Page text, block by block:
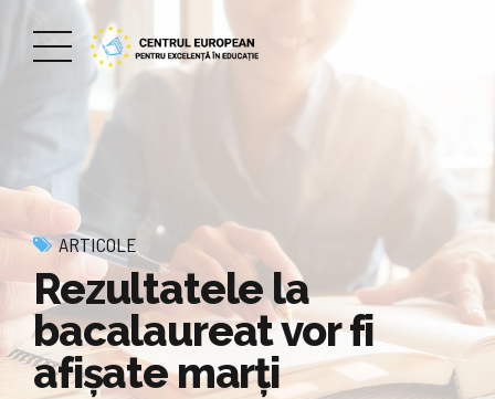
ARTICOLE
Rezultatele la
bacalaureat vor fi
afișate marți